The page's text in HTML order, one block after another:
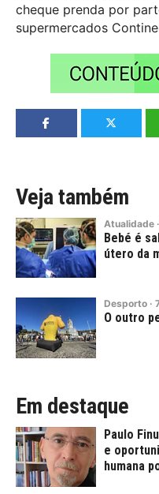
cheque prenda por
supermercados
Veja também
Atualidade ·
Bebé é
útero da
Desporto ·
O outro
Em destaque
Paulo
e
humana